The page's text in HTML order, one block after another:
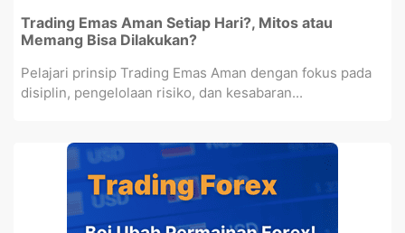
Trading Emas Aman Setiap Hari?, Mitos atau
Memang Bisa Dilakukan?
Pelajari prinsip Trading Emas Aman dengan fokus pada
disiplin, pengelolaan risiko, dan kesabaran...